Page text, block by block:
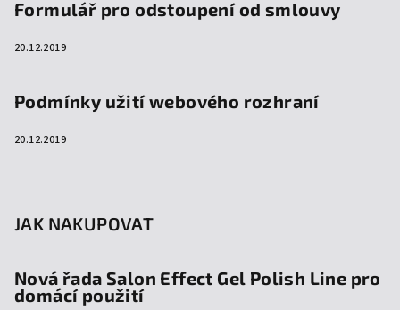
Formulář pro odstoupení od smlouvy
20.12.2019
Podmínky užití webového rozhraní
20.12.2019
JAK NAKUPOVAT
Nová řada Salon Effect Gel Polish Line pro
domácí použití